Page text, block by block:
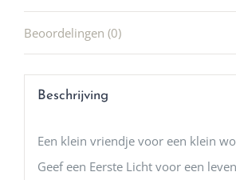
Beoordelingen (0)
Beschrijving
Een klein vriendje voor een klein
Geef een Eerste Licht voor een